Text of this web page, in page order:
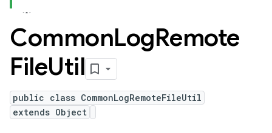
CommonLogRemote
FileUtil
public class CommonLogRemoteFileUtil
extends Object